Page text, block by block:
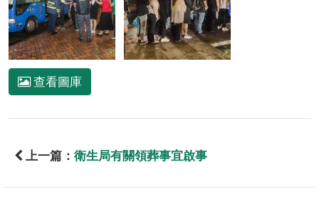
查看圖庫
上一篇： 衛生局有關領葬事宜啟事